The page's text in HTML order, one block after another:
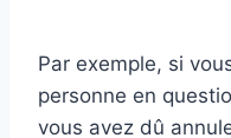
Par exemple, si
personne en
vous avez dû